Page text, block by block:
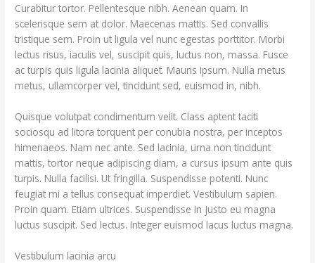
Curabitur tortor. Pellentesque nibh. Aenean quam. In
scelerisque sem at dolor. Maecenas mattis. Sed convallis
tristique sem. Proin ut ligula vel nunc egestas porttitor. Morbi
lectus risus, iaculis vel, suscipit quis, luctus non, massa. Fusce
ac turpis quis ligula lacinia aliquet. Mauris ipsum. Nulla metus
metus, ullamcorper vel, tincidunt sed, euismod in, nibh.
Quisque volutpat condimentum velit. Class aptent taciti
sociosqu ad litora torquent per conubia nostra, per inceptos
himenaeos. Nam nec ante. Sed lacinia, urna non tincidunt
mattis, tortor neque adipiscing diam, a cursus ipsum ante quis
turpis. Nulla facilisi. Ut fringilla. Suspendisse potenti. Nunc
feugiat mi a tellus consequat imperdiet. Vestibulum sapien.
Proin quam. Etiam ultrices. Suspendisse in justo eu magna
luctus suscipit. Sed lectus. Integer euismod lacus luctus magna.
Vestibulum lacinia arcu